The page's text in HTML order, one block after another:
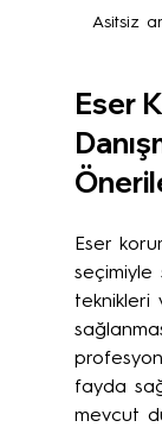
Asitsiz
Eser
Eser
seçimiyle
teknikleri
fayda
mevcut